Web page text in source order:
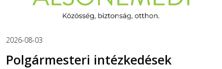
2026-08-03
Polgármesteri intézkedések